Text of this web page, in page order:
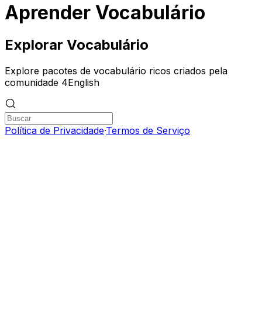
Aprender Vocabulário
Explorar Vocabulário
Explore pacotes de vocabulário ricos criados pela
comunidade 4English
Política de Privacidade·Termos de Serviço